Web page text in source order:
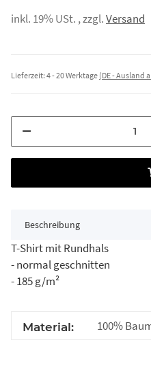
inkl. 19% USt. , zzgl.Versand
Lieferzeit: 4 - 20 Werktage (DE - Ausland
Beschreibung
T-Shirt mit Rundhals
- normal geschnitten
- 185 g/m²
Material: 100%